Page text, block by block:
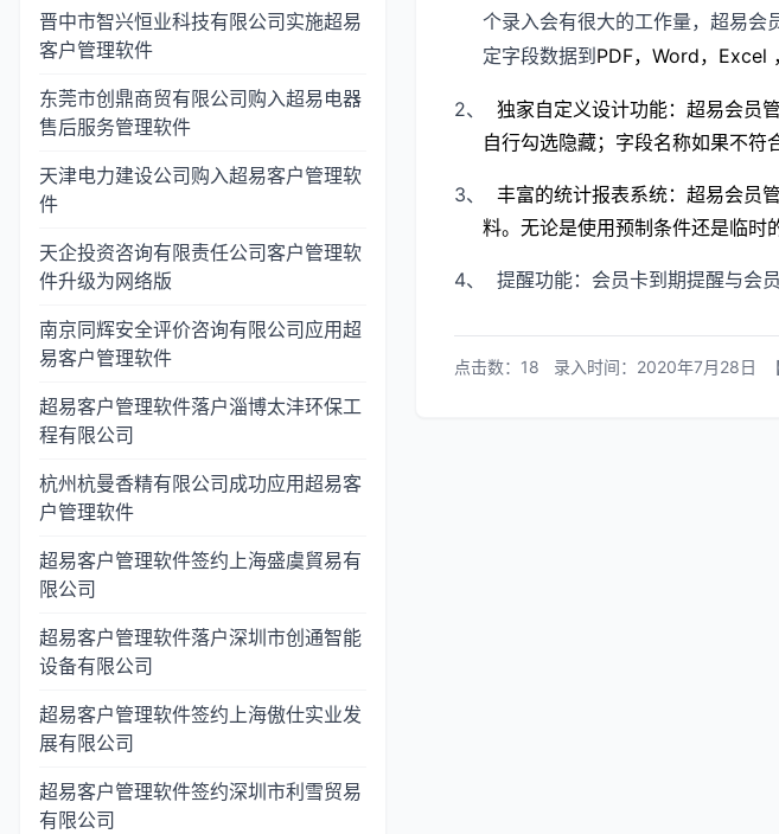
晋中市智兴恒业科技有限公司实施超易
客户管理软件
东莞市创鼎商贸有限公司购入超易电器
售后服务管理软件
天津电力建设公司购入超易客户管理软
件
天企投资咨询有限责任公司客户管理软
件升级为网络版
南京同辉安全评价咨询有限公司应用超
易客户管理软件
超易客户管理软件落户淄博太沣环保工
程有限公司
杭州杭曼香精有限公司成功应用超易客
户管理软件
超易客户管理软件签约上海盛虞貿易有
限公司
超易客户管理软件落户深圳市创通智能
设备有限公司
超易客户管理软件签约上海傲仕实业发
展有限公司
超易客户管理软件签约深圳市利雪贸易
有限公司
个录入会有很大的工作量，超易会
定字段数据到 PDF， Word， Excel
2、
独家自定义设计功能：超易会员
自行勾选隐藏；字段名称如果不符
3、 丰富的统计报表系统： 超易会员
料。无论是使用预制条件还是临时
4、 提醒功能：会员卡到期提醒与会
点击数：18 录入时间：2020年7月28日